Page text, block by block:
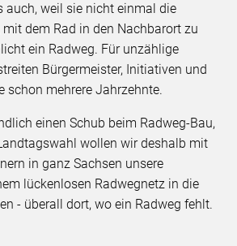
auch, weil sie nicht einmal die
dem Rad in den Nachbarort zu
ein Radweg. Für unzählige
Bürgermeister, Initiativen und
schon mehrere Jahrzehnte.
einen Schub beim Radweg-Bau,
wollen wir deshalb mit
in ganz Sachsen unsere
lückenlosen Radwegnetz in die
- überall dort, wo ein Radweg fehlt.